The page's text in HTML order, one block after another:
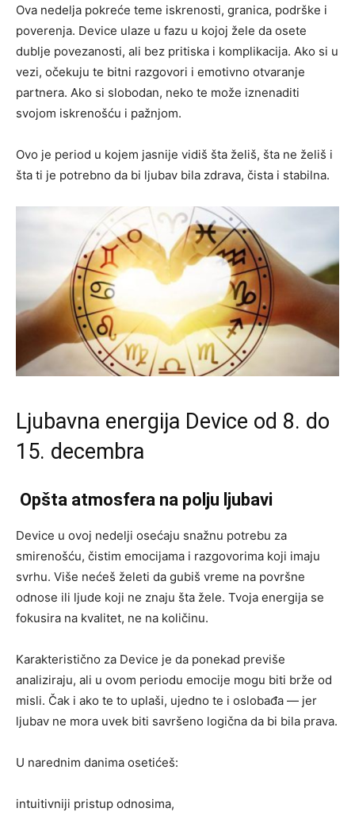
Ova nedelja pokreće teme iskrenosti, granica, podrške i
poverenja. Device ulaze u fazu u kojoj žele da osete
dublje povezanosti, ali bez pritiska i komplikacija. Ako si u
vezi, očekuju te bitni razgovori i emotivno otvaranje
partnera. Ako si slobodan, neko te može iznenaditi
svojom iskrenošću i pažnjom.
Ovo je period u kojem jasnije vidiš šta želiš, šta ne želiš i
šta ti je potrebno da bi ljubav bila zdrava, čista i stabilna.
Ljubavna energija Device od 8. do
15. decembra
Opšta atmosfera na polju ljubavi
Device u ovoj nedelji osećaju snažnu potrebu za
smirenošću, čistim emocijama i razgovorima koji imaju
svrhu. Više nećeš želeti da gubiš vreme na površne
odnose ili ljude koji ne znaju šta žele. Tvoja energija se
fokusira na kvalitet, ne na količinu.
Karakteristično za Device je da ponekad previše
analiziraju, ali u ovom periodu emocije mogu biti brže od
misli. Čak i ako te to uplaši, ujedno te i oslobađa — jer
ljubav ne mora uvek biti savršeno logična da bi bila prava.
U narednim danima osetićeš:
intuitivniji pristup odnosima,